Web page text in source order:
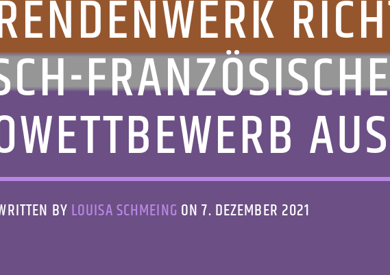
AUS
BYLOUISA SCHMEING ON 7. DEZEMBER 2021